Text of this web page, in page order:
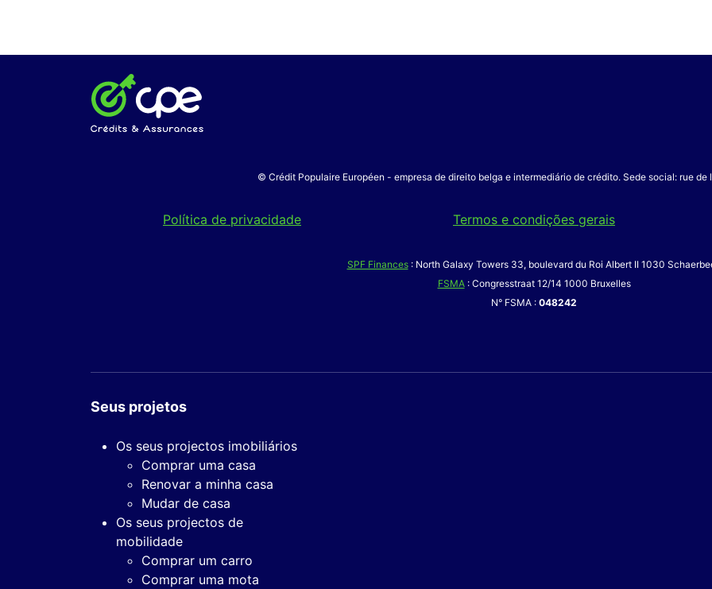
© Crédit Populaire Européen - empresa de direito belga e intermediário de crédito. Sede social: rue de
Política de privacidade Termos e condições gerais
SPF Finances: North Galaxy Towers 33, boulevard du Roi Albert II 1030
FSMA: Congresstraat 12/14 1000 Bruxelles
N° FSMA : 048242
Seus projetos
Os seus projectos imobiliários
Comprar uma casa
Renovar a minha casa
Mudar de casa
Os seus projectos de
mobilidade
Comprar um carro
Comprar uma mota